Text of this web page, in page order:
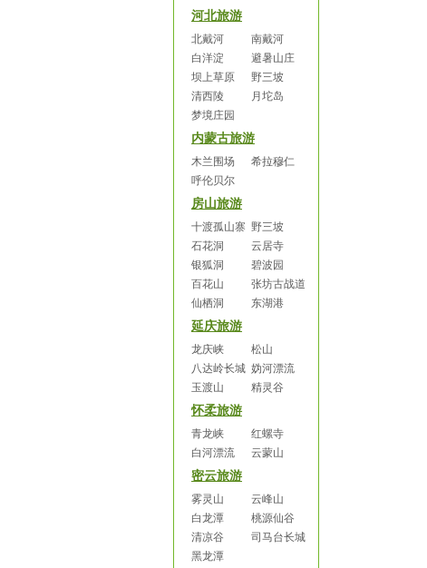
河北旅游
北戴河
南戴河
白洋淀
避暑山庄
坝上草原
野三坡
清西陵
月坨岛
梦境庄园
内蒙古旅游
木兰围场
希拉穆仁
呼伦贝尔
房山旅游
十渡孤山寨 野三坡
石花洞
云居寺
银狐洞
碧波园
百花山
张坊古战道
仙栖洞
东湖港
延庆旅游
龙庆峡
松山
八达岭长城 妫河漂流
玉渡山
精灵谷
怀柔旅游
青龙峡
红螺寺
白河漂流
云蒙山
密云旅游
雾灵山
云峰山
白龙潭
桃源仙谷
清凉谷
司马台长城
黑龙潭